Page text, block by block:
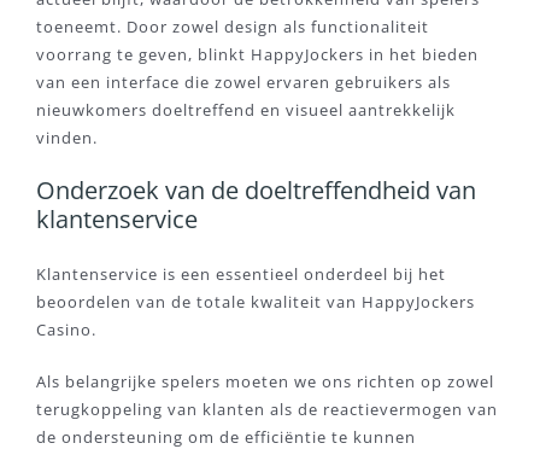
toeneemt. Door zowel design als functionaliteit
voorrang te geven, blinkt HappyJockers in het bieden
van een interface die zowel ervaren gebruikers als
nieuwkomers doeltreffend en visueel aantrekkelijk
vinden.
Onderzoek van de doeltreffendheid van
klantenservice
Klantenservice is een essentieel onderdeel bij het
beoordelen van de totale kwaliteit van HappyJockers
Casino.
Als belangrijke spelers moeten we ons richten op zowel
terugkoppeling van klanten als de reactievermogen van
de ondersteuning om de efficiëntie te kunnen